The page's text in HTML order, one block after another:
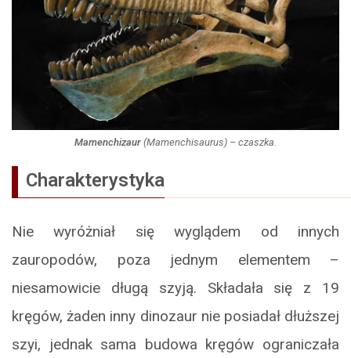
Mamenchizaur (Mamenchisaurus) – czaszka.
Charakterystyka
Nie wyróżniał się wyglądem od innych
zauropodów, poza jednym elementem –
niesamowicie długą szyją. Składała się z 19
kręgów, żaden inny dinozaur nie posiadał dłuższej
szyi, jednak sama budowa kręgów ograniczała